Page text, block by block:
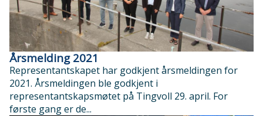
Årsmelding 2021
Representantskapet har godkjent årsmeldingen for
2021. Årsmeldingen ble godkjent i
representantskapsmøtet på Tingvoll 29. april. For
første gang er de...